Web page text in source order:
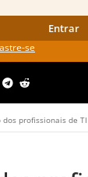
Entrar
se
profissionais de TI do Estado